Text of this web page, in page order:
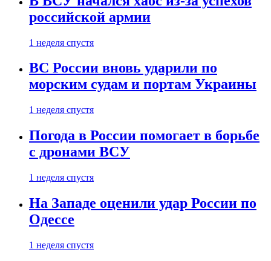
российской армии
1 неделя спустя
ВС России вновь ударили по
морским судам и портам Украины
1 неделя спустя
Погода в России помогает в борьбе
с дронами ВСУ
1 неделя спустя
На Западе оценили удар России по
Одессе
1 неделя спустя